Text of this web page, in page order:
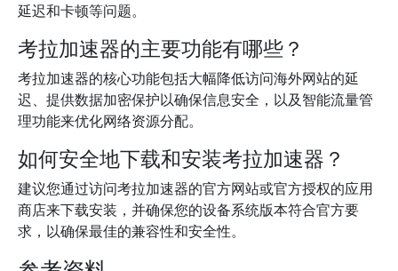
延迟和卡顿等问题。
考拉加速器的主要功能有哪些？
考拉加速器的核心功能包括大幅降低访问海外网站的延
迟、提供数据加密保护以确保信息安全，以及智能流量管
理功能来优化网络资源分配。
如何安全地下载和安装考拉加速器？
建议您通过访问考拉加速器的官方网站或官方授权的应用
商店来下载安装，并确保您的设备系统版本符合官方要
求，以确保最佳的兼容性和安全性。